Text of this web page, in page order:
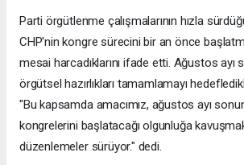
Parti örgütlenme çalışmalarının hızla
CHP'nin kongre sürecini bir an önce
mesai harcadıklarını ifade etti. Ağustos ayı
örgütsel hazırlıkları tamamlamayı
"Bu kapsamda amacımız, ağustos ayı
kongrelerini başlatacağı olgunluğa
düzenlemeler sürüyor." dedi.